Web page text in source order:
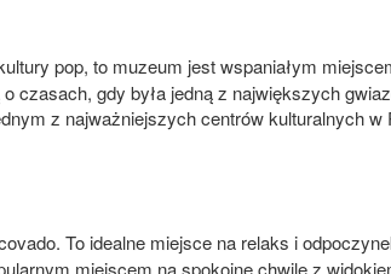
pop, to muzeum jest wspaniałym
czasach, gdy była jedną z największych
z najważniejszych centrów kulturalnych
To idealne miejsce na relaks i
miejscem na spokojne chwile z